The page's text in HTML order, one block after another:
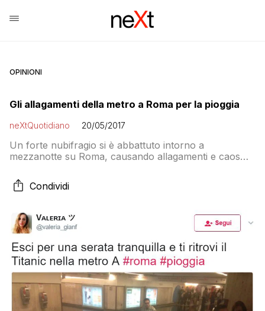
OPINIONI
Gli allagamenti della metro a Roma per la pioggia
neXtQuotidiano 20/05/2017
Un forte nubifragio si è abbattuto intorno a
mezzanotte su Roma, causando allagamenti e caos
tilt in varie zone della città. Tuoni, fulmini e una pioggia
battente hanno sferzato la capitale per un paio d’ore,
giunte ai centralini dei Vigili […]
Condividi